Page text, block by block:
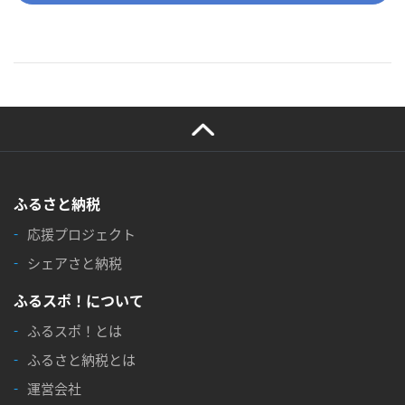
ふるさと納税
応援プロジェクト
シェアさと納税
ふるスポ！について
ふるスポ！とは
ふるさと納税とは
運営会社